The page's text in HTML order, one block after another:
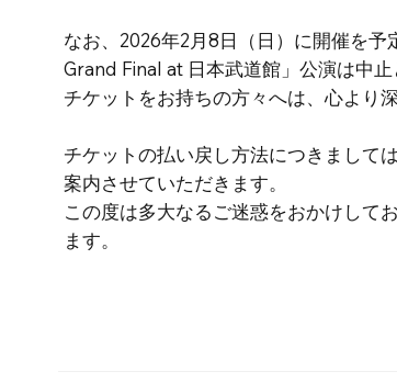
なお、2026年2月8日（日）に開催を
Grand Final at 日本武道館」公演は中止
チケットをお持ちの方々へは、心より
チケットの払い戻し方法につきまして
案内させていただきます。
この度は多大なるご迷惑をおかけして
ます。